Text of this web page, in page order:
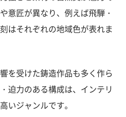
意匠が異なり、例えば飛騨・
はそれぞれの地域色が表れま
を受けた鋳造作品も多く作ら
迫力のある構成は、インテリ
いジャンルです。